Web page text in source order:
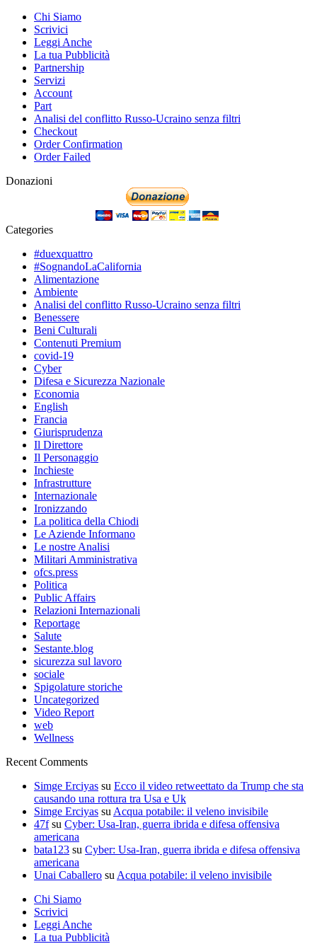
Chi Siamo
Scrivici
Leggi Anche
La tua Pubblicità
Partnership
Servizi
Account
Part
Analisi del conflitto Russo-Ucraino senza filtri
Checkout
Order Confirmation
Order Failed
Donazioni
Categories
#duexquattro
#SognandoLaCalifornia
Alimentazione
Ambiente
Analisi del conflitto Russo-Ucraino senza filtri
Benessere
Beni Culturali
Contenuti Premium
covid-19
Cyber
Difesa e Sicurezza Nazionale
Economia
English
Francia
Giurisprudenza
Il Direttore
Il Personaggio
Inchieste
Infrastrutture
Internazionale
Ironizzando
La politica della Chiodi
Le Aziende Informano
Le nostre Analisi
Militari Amministrativa
ofcs.press
Politica
Public Affairs
Relazioni Internazionali
Reportage
Salute
Sestante.blog
sicurezza sul lavoro
sociale
Spigolature storiche
Uncategorized
Video Report
web
Wellness
Recent Comments
Simge Erciyas su Ecco il video retweettato da Trump che sta
causando una rottura tra Usa e Uk
Simge Erciyas su Acqua potabile: il veleno invisibile
47fsu Cyber: Usa-Iran, guerra ibrida e difesa offensiva
americana
bata123 su Cyber: Usa-Iran, guerra ibrida e difesa offensiva
americana
Unai Caballero su Acqua potabile: il veleno invisibile
Chi Siamo
Scrivici
Leggi Anche
La tua Pubblicità